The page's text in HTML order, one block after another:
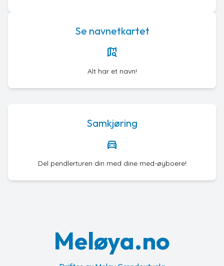
Se navnetkartet
map_search
Alt har et navn!
Samkjøring
directions_car
Del pendlerturen din med dine med-øyboere!
Meløya.no